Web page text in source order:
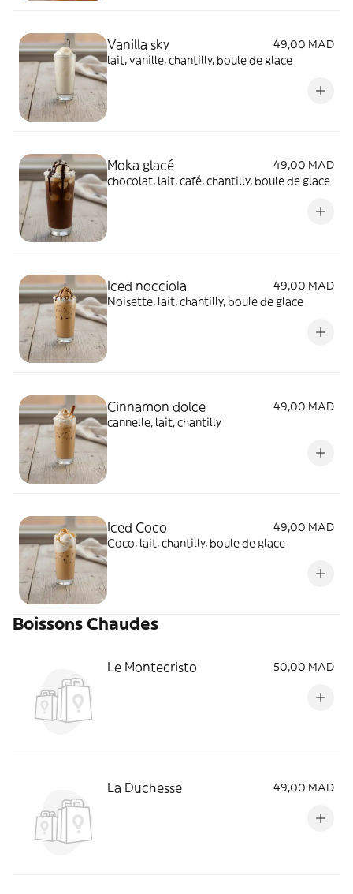
Vanilla sky
49,00 MAD
lait, vanille, chantilly, boule de glace
Moka glacé
49,00 MAD
chocolat, lait, café, chantilly, boule de glace
Iced nocciola
49,00 MAD
Noisette, lait, chantilly, boule de glace
Cinnamon dolce
49,00 MAD
cannelle, lait, chantilly
Iced Coco
49,00 MAD
Coco, lait, chantilly, boule de glace
Boissons Chaudes
Le Montecristo 50,00 MAD
La Duchesse 49,00 MAD